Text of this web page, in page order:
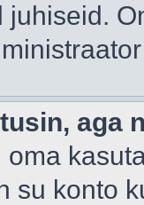
aga
su konto